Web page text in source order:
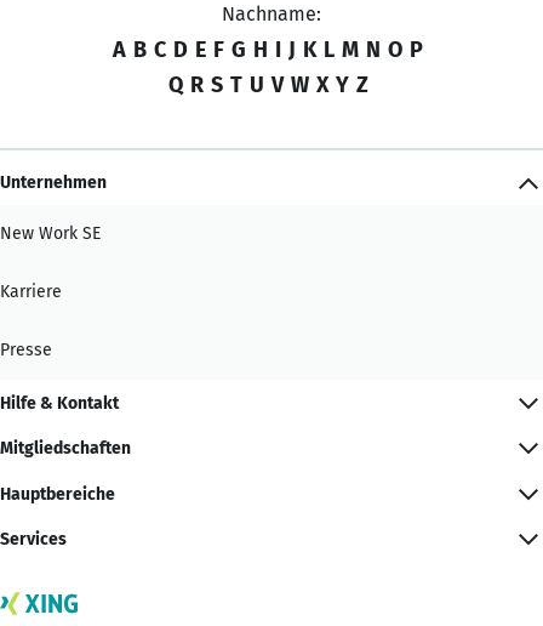
Nachname:
A B C D E F G H I J K L M N O P
Q R S T U V W X Y Z
Unternehmen
New Work SE
Karriere
Presse
Hilfe & Kontakt
Mitgliedschaften
Hauptbereiche
Services